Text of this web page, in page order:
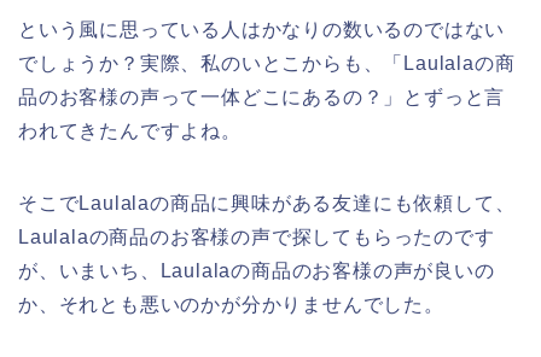
という風に思っている人はかなりの数いるのではない
でしょうか？実際、私のいとこからも、「Laulalaの商
品のお客様の声って一体どこにあるの？」とずっと言
われてきたんですよね。
そこでLaulalaの商品に興味がある友達にも依頼して、
Laulalaの商品のお客様の声で探してもらったのです
が、いまいち、Laulalaの商品のお客様の声が良いの
か、それとも悪いのかが分かりませんでした。